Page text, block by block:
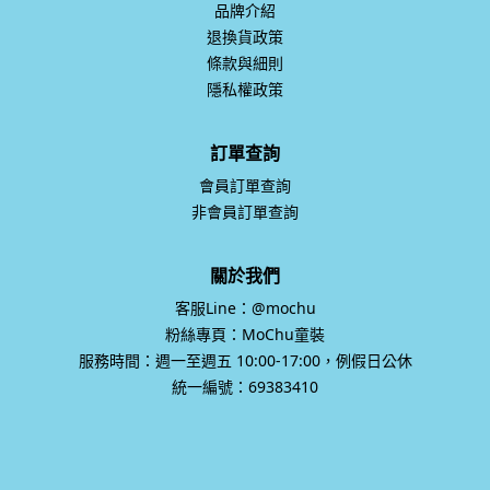
品牌介紹
退換貨政策
條款與細則
隱私權政策
訂單查詢
會員訂單查詢
非會員訂單查詢
關於我們
客服Line：@mochu
粉絲專頁：MoChu童裝
服務時間：週一至週五 10:00-17:00，例假日公休
統一編號：69383410